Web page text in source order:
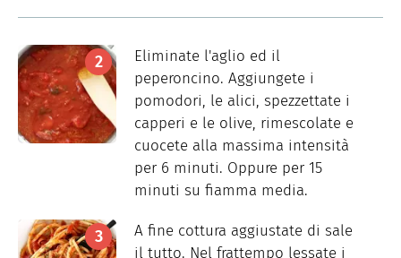
Eliminate l'aglio ed il
peperoncino. Aggiungete i
pomodori, le alici, spezzettate i
capperi e le olive, rimescolate e
cuocete alla massima intensità
per 6 minuti. Oppure per 15
minuti su fiamma media.
A fine cottura aggiustate di sale
il tutto. Nel frattempo lessate i